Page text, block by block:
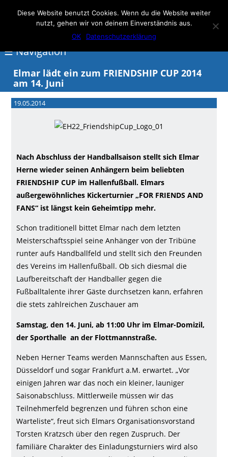
Elmar Herne 22
100% Handball
☰ Navigation
Über
Events
Handball
Schwimmen
login
Gallerie
Elmar lädt ein zum FRIENDSHIP CUP 2014
am 14. Juni
19.05.2014
Nach Abschluss der Handballsaison stellt sich Elmar
Herne wieder seinen Anhängern beim beliebten
FRIENDSHIP CUP im Hallenfußball. Elmars
außergewöhnliches Kickerturnier „FOR FRIENDS AND
FANS“ ist längst kein Geheimtipp mehr.
Schon traditionell bittet Elmar nach dem letzten
Meisterschaftsspiel seine Anhänger von der Tribüne
runter aufs Handballfeld und stellt sich den Freunden
des Vereins im Hallenfußball. Ob sich diesmal die
Laufbereitschaft der Handballer gegen die
Fußballtalente ihrer Gäste durchsetzen kann, erfahren
die stets zahlreichen Zuschauer am
Samstag, den 14. Juni, ab 11:00 Uhr im Elmar-Domizil,
der Sporthalle an der Flottmannstraße.
Neben Herner Teams werden Mannschaften aus Essen,
Düsseldorf und sogar Frankfurt a.M. erwartet. „Vor
einigen Jahren war das noch ein kleiner, launiger
Saisonabschluss. Mittlerweile müssen wir das
Teilnehmerfeld begrenzen und führen schon eine
Warteliste“, freut sich Elmars Organisationsvorstand
Torsten Kratzsch über den regen Zuspruch. Der
familiäre Charakter des Einladungsturniers wird also
Diese Website benutzt Cookies. Wenn du die Website weiter
nutzt, gehen wir von deinem Einverständnis aus.
OK
Datenschutzerklärung